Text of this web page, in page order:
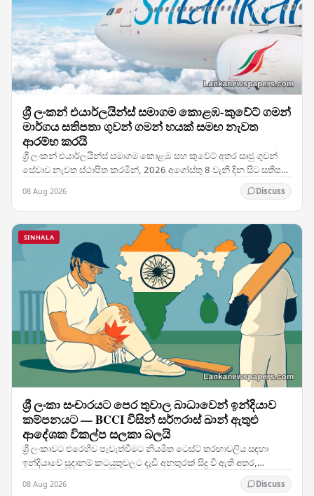
ශ්‍රී ලංකන් එයාර්ලයින්ස් සමාගම කොළඹ-කුවේට් ගමන්
මාර්ගය සතිපතා ගුවන් ගමන් හයක් සමඟ නැවත
ආරම්භ කරයි
ශ්‍රී ලංකන් එයාර්ලයින්ස් සමාගම කොළඹ සහ කුවේට් අතර සෘජු ගුවන්
සේවාව නැවත ස්ථාපිත කරමින්, 2026 අගෝස්තු 8 වැනි දින සිට සතිපතා
08 Aug 2026 Discuss
SINHALA
ශ්‍රී ලංකා සංචාරයට පෙර තුවාල බාධාවෙන් ඉන්දියාව
කම්පනයට — BCCI විසින් සර්ෆරාස් ඛාන් ඇතුළු
ආදේශක විකල්ප සලකා බලයි
ශ්‍රී ලංකාවට එරෙහිව පැවැත්වීමට නියමිත ටෙස්ට් තරඟාවලිය සඳහා
ඉන්දියාවේ සූදානම් කටයුතුවලට දැඩි අනතුරක් සිදු වී ඇති අතර,
08 Aug 2026 Discuss